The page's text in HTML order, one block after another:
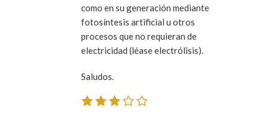
como en su generación mediante
fotosíntesis artificial u otros
procesos que no requieran de
electricidad (léase electrólisis).
Saludos.